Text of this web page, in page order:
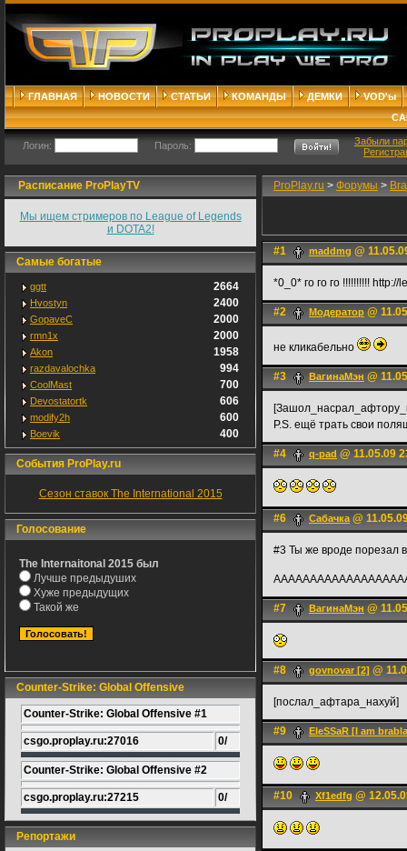
ГЛАВНАЯ НОВОСТИ СТАТЬИ КОМАНДЫ ДЕМКИ
VOD'ы
Логин: Пароль:
Забыли
Расписание ProPlayTV
Мы ищем стримеров по League of Legends
и DOTA2!
Самые богатые
ggtt 2664
Hvostyn 2400
GopaveC 2000
rmn1x 2000
Akon 1958
razdavalochka 994
CoolMast 700
Devostatortk 606
modify2h 600
Boevik 400
События ProPlay.ru
Сезон ставок The International 2015
Голосование
The Internaitonal 2015 был
Лучше предыдуших
Хуже предыдущих
Такой же
Counter-Strike: Global Offensive
Counter-Strike: Global Offensive #1
csgo.proplay.ru:27016 0/
Counter-Strike: Global Offensive #2
csgo.proplay.ru:27215 0/
Репортажи
ProPlay.ru > Форумы >
#1 maddmg @
*0_0* го го го !!!!!!!!!!
#2 Модератор @
не кликабельно
#3 ВагинаМэн @
P.S. ещё трать свои
#4 q-pad @ 11.05.09
#6 Сабачка@
#3 Ты же вроде порезал
#7 ВагинаМэн @
#8 govnovar [2] @
[послал_афтара_наxyй]
#9 EleSSaR [I am
#10 Xf1edfg @